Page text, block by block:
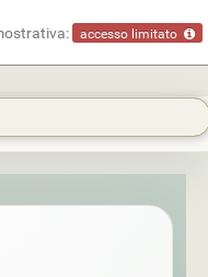
accesso limitato